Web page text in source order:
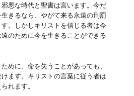
悪な時代と聖書は言います。今だ
きるなら、やがて来る永遠の刑罰
。しかしキリストを信じる者は今
のために今を生きることができる
めに、命を失うことがあっても、
ます。キリストの言葉に従う者は
れます。